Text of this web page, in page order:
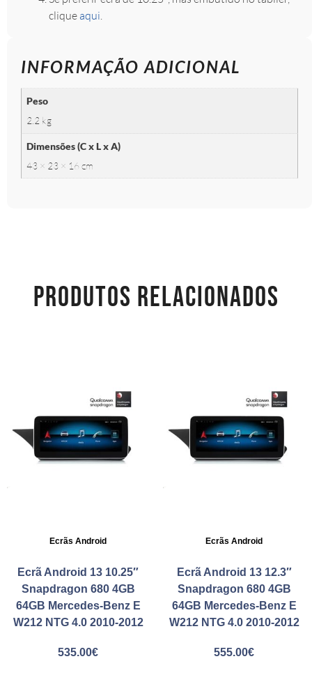
clique aqui
INFORMAÇÃO ADICIONAL
Peso
2.2 kg
Dimensões (C x L x A)
43 × 23 × 16 cm
PRODUTOS RELACIONADOS
Ecrãs Android
Ecrã Android 13 10.25″
Snapdragon 680 4GB
64GB Mercedes-Benz E
W212 NTG 4.0 2010-2012
535.00€
Ecrãs Android
Ecrã Android 13 12.3″
Snapdragon 680 4GB
64GB Mercedes-Benz E
W212 NTG 4.0 2010-2012
555.00€